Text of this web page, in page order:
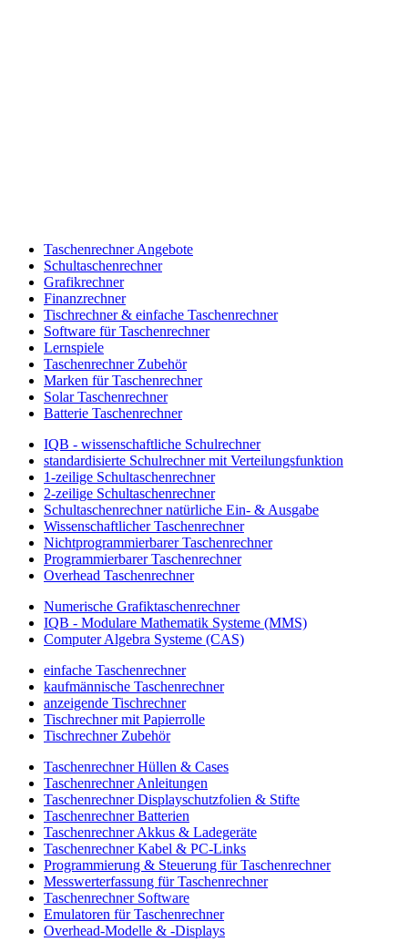
Taschenrechner Angebote
Schultaschenrechner
Grafikrechner
Finanzrechner
Tischrechner & einfache Taschenrechner
Software für Taschenrechner
Lernspiele
Taschenrechner Zubehör
Marken für Taschenrechner
Solar Taschenrechner
Batterie Taschenrechner
IQB - wissenschaftliche Schulrechner
standardisierte Schulrechner mit Verteilungsfunktion
1-zeilige Schultaschenrechner
2-zeilige Schultaschenrechner
Schultaschenrechner natürliche Ein- & Ausgabe
Wissenschaftlicher Taschenrechner
Nichtprogrammierbarer Taschenrechner
Programmierbarer Taschenrechner
Overhead Taschenrechner
Numerische Grafiktaschenrechner
IQB - Modulare Mathematik Systeme (MMS)
Computer Algebra Systeme (CAS)
einfache Taschenrechner
kaufmännische Taschenrechner
anzeigende Tischrechner
Tischrechner mit Papierrolle
Tischrechner Zubehör
Taschenrechner Hüllen & Cases
Taschenrechner Anleitungen
Taschenrechner Displayschutzfolien & Stifte
Taschenrechner Batterien
Taschenrechner Akkus & Ladegeräte
Taschenrechner Kabel & PC-Links
Programmierung & Steuerung für Taschenrechner
Messwerterfassung für Taschenrechner
Taschenrechner Software
Emulatoren für Taschenrechner
Overhead-Modelle & -Displays